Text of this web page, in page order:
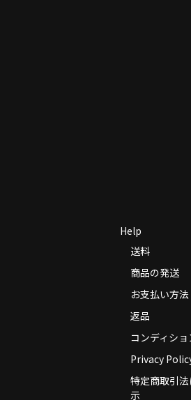
Help
送料
商品の発送
お支払い方法
返品
コンディショ
Privacy
特定商取引
示